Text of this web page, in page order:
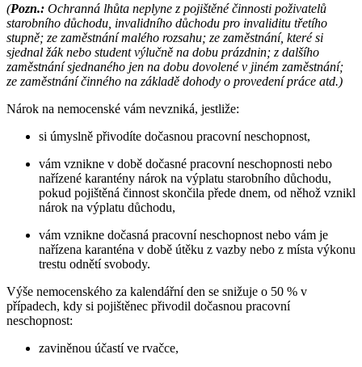
(Pozn.: Ochranná lhůta neplyne z pojištěné činnosti poživatelů
starobního důchodu, invalidního důchodu pro invaliditu třetího
stupně; ze zaměstnání malého rozsahu; ze zaměstnání, které si
sjednal žák nebo student výlučně na dobu prázdnin; z dalšího
zaměstnání sjednaného jen na dobu dovolené v jiném zaměstnání;
ze zaměstnání činného na základě dohody o provedení práce atd.)
Nárok na nemocenské vám nevzniká, jestliže:
si úmyslně přivodíte dočasnou pracovní neschopnost,
vám vznikne v době dočasné pracovní neschopnosti nebo
nařízené karantény nárok na výplatu starobního důchodu,
pokud pojištěná činnost skončila přede dnem, od něhož vznikl
nárok na výplatu důchodu,
vám vznikne dočasná pracovní neschopnost nebo vám je
nařízena karanténa v době útěku z vazby nebo z místa výkonu
trestu odnětí svobody.
Výše nemocenského za kalendářní den se snižuje o 50 % v
případech, kdy si pojištěnec přivodil dočasnou pracovní
neschopnost:
zaviněnou účastí ve rvačce,